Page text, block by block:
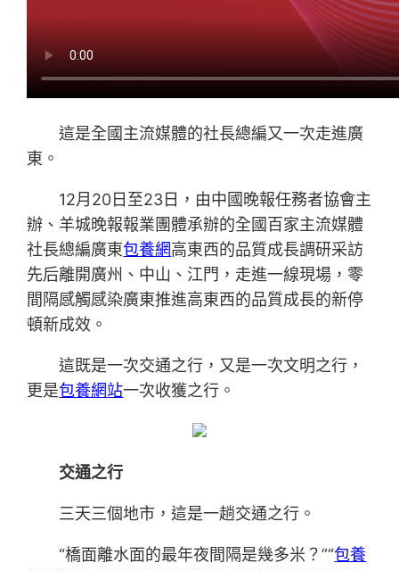
這是全國主流媒體的社長總編又一次走進廣
東。
12月20日至23日，由中國晚報任務者協會主
辦、羊城晚報報業團體承辦的全國百家主流媒體
社長總編廣東包養網高東西的品質成長調研采訪
先后離開廣州、中山、江門，走進一線現場，零
間隔感觸感染廣東推進高東西的品質成長的新停
頓新成效。
這既是一次交通之行，又是一次文明之行，
更是包養網站一次收獲之行。
交通之行
三天三個地市，這是一趟交通之行。
“橋面離水面的最年夜間隔是幾多米？”“包養